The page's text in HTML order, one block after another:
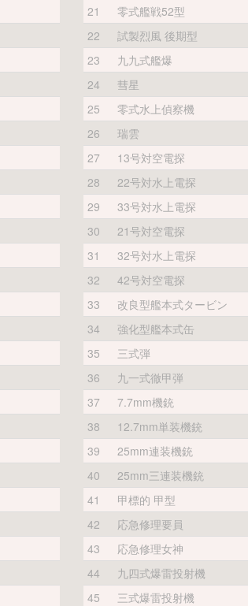
21
零式艦戦52型
22
試製烈風 後期型
23
九九式艦爆
24
彗星
25
零式水上偵察機
26
瑞雲
27
13号対空電探
28
22号対水上電探
29
33号対水上電探
30
21号対空電探
31
32号対水上電探
32
42号対空電探
33
改良型艦本式タービン
34
強化型艦本式缶
35
三式弾
36
九一式徹甲弾
37
7.7mm機銃
38
12.7mm単装機銃
39
25mm連装機銃
40
25mm三連装機銃
41
甲標的 甲型
42
応急修理要員
43
応急修理女神
44
九四式爆雷投射機
45
三式爆雷投射機